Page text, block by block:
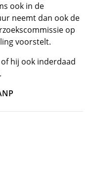
ook in de
neemt dan ook de
op
voorstelt.
hij ook inderdaad